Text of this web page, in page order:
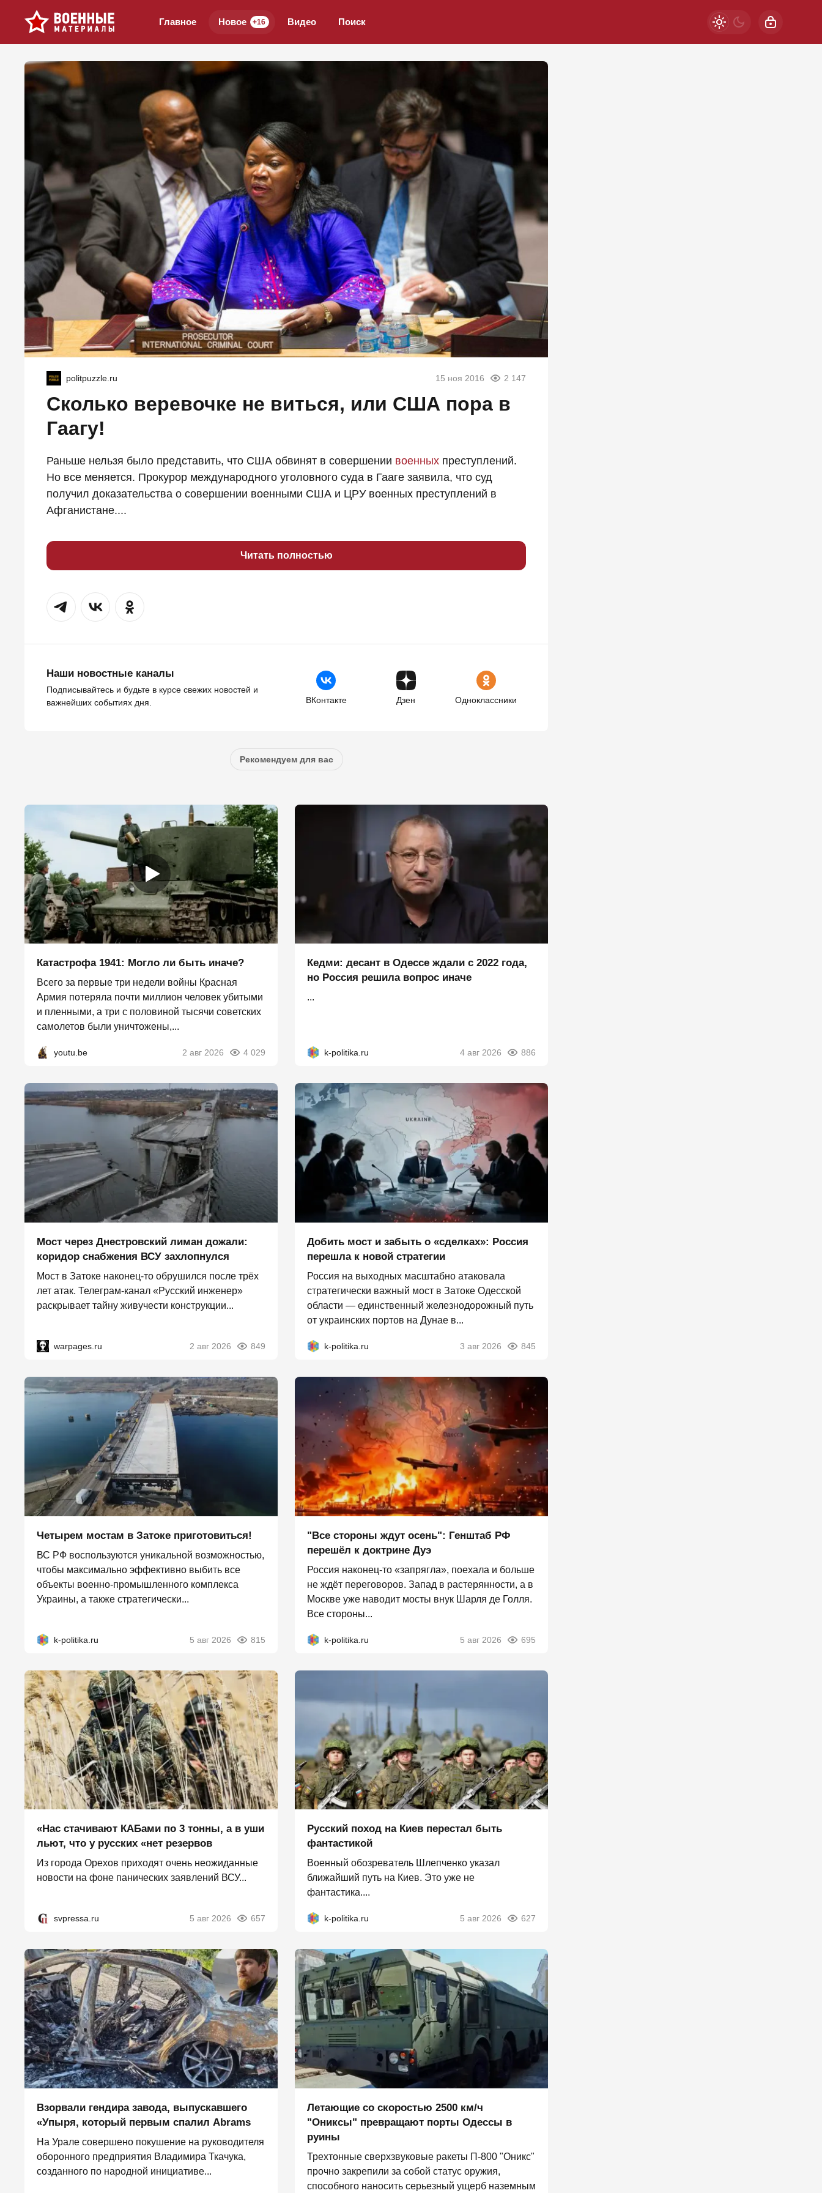
Главное Новое +16 Видео Поиск
politpuzzle.ru 15 ноя 2016 2 147
Сколько веревочке не виться, или США пора в
Гаагу!
Раньше нельзя было представить, что США обвинят в совершении военных преступлений.
Но все меняется. Прокурор международного уголовного суда в Гааге заявила, что суд
получил доказательства о совершении военными США и ЦРУ военных преступлений в
Афганистане....
Читать полностью
Наши новостные каналы
Подписывайтесь и будьте в курсе свежих новостей и
важнейших событиях дня.
ВКонтакте Дзен Одноклассники
Рекомендуем для вас
Катастрофа 1941: Могло ли быть иначе?
Всего за первые три недели войны Красная
Армия потеряла почти миллион человек убитыми
и пленными, а три с половиной тысячи советских
самолетов были уничтожены,...
youtu.be 2 авг 2026 4 029
Кедми: десант в Одессе ждали с 2022 года,
но Россия решила вопрос иначе
...
k-politika.ru 4 авг 2026 886
Мост через Днестровский лиман дожали:
коридор снабжения ВСУ захлопнулся
Мост в Затоке наконец-то обрушился после трёх
лет атак. Телеграм-канал «Русский инженер»
раскрывает тайну живучести конструкции...
warpages.ru 2 авг 2026 849
Добить мост и забыть о «сделках»: Россия
перешла к новой стратегии
Россия на выходных масштабно атаковала
стратегически важный мост в Затоке Одесской
области — единственный железнодорожный путь
от украинских портов на Дунае в...
k-politika.ru 3 авг 2026 845
Четырем мостам в Затоке приготовиться!
ВС РФ воспользуются уникальной возможностью,
чтобы максимально эффективно выбить все
объекты военно-промышленного комплекса
Украины, а также стратегически...
k-politika.ru 5 авг 2026 815
"Все стороны ждут осень": Генштаб РФ
перешёл к доктрине Дуэ
Россия наконец-то «запрягла», поехала и больше
не ждёт переговоров. Запад в растерянности, а в
Москве уже наводит мосты внук Шарля де Голля.
Все стороны...
k-politika.ru 5 авг 2026 695
«Нас стачивают КАБами по 3 тонны, а в уши
льют, что у русских «нет резервов
Из города Орехов приходят очень неожиданные
новости на фоне панических заявлений ВСУ...
svpressa.ru 5 авг 2026 657
Русский поход на Киев перестал быть
фантастикой
Военный обозреватель Шлепченко указал
ближайший путь на Киев. Это уже не
фантастика....
k-politika.ru 5 авг 2026 627
Взорвали гендира завода, выпускавшего
«Упыря, который первым спалил Abrams
На Урале совершено покушение на руководителя
оборонного предприятия Владимира Ткачука,
созданного по народной инициативе...
Летающие со скоростью 2500 км/ч
"Ониксы" превращают порты Одессы в
руины
Трехтонные сверхзвуковые ракеты П‑800 "Оникс"
прочно закрепили за собой статус оружия,
способного наносить серьезный ущерб наземным